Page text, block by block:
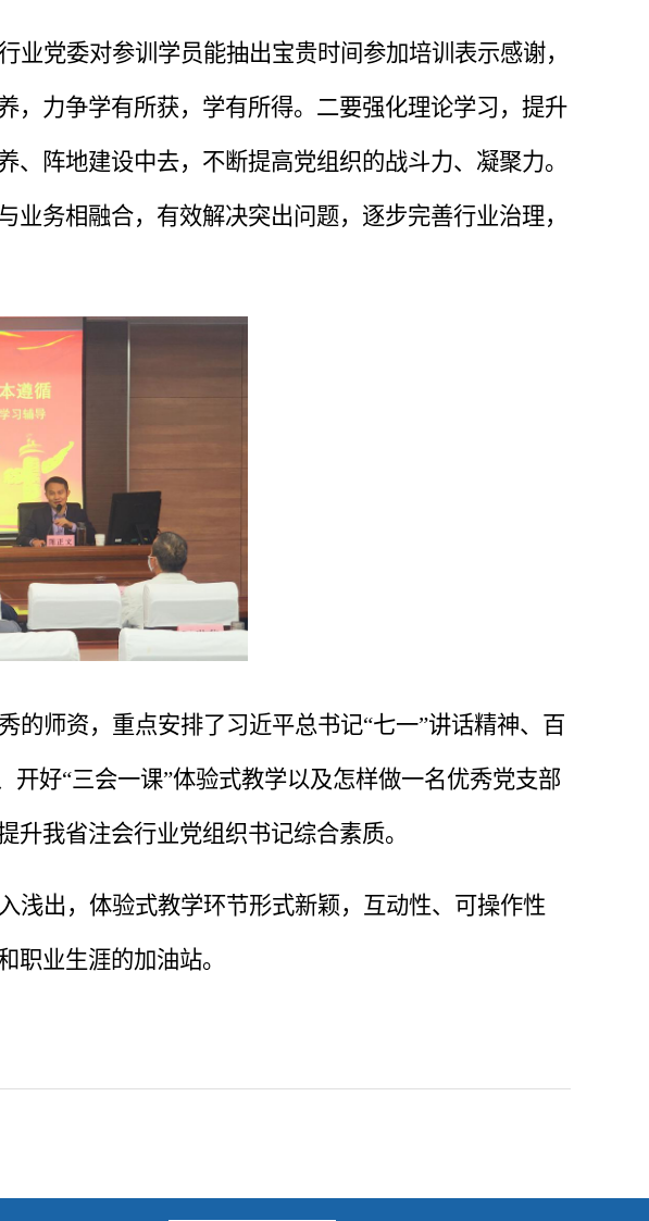
党委对参训学员能抽出宝贵时间参加培训表示感谢，
，力争学有所获，学有所得。二要强化理论学习，提升
阵地建设中去，不断提高党组织的战斗力、凝聚力。
务相融合，有效解决突出问题，逐步完善行业治理，
的师资，重点安排了习近平总书记“七一”讲话精神、百
好“三会一课”体验式教学以及怎样做一名优秀党支部
我省注会行业党组织书记综合素质。
浅出，体验式教学环节形式新颖，互动性、可操作性
职业生涯的加油站。